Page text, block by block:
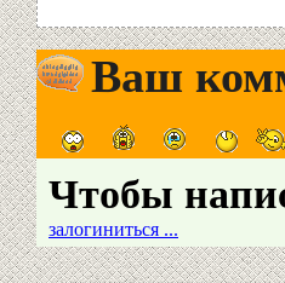
Ваш
Чтобы
залогиниться ...